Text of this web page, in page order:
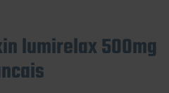
lumirelax 500mg